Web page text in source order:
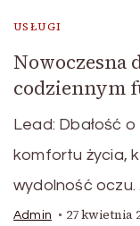
USŁUGI
Nowoczesna
codziennym
Lead: Dbałość
komfortu życia,
wydolność oczu.
Admin 27 kwietnia